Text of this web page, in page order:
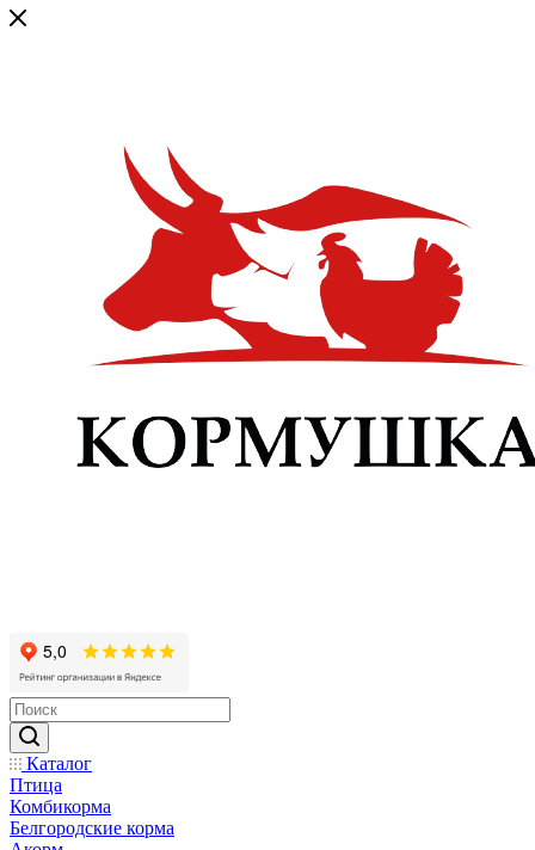
Каталог
Птица
Комбикорма
Белгородские корма